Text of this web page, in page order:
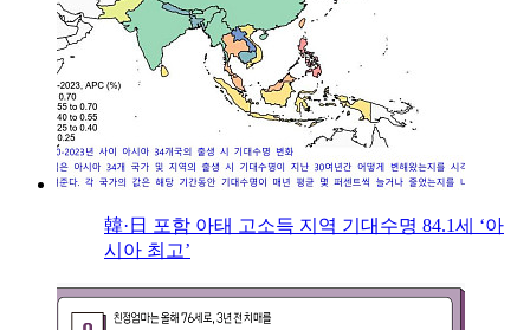
韓·日 포함 아태 고소득 지역 기대수명 84.1세 ‘아
시아 최고’